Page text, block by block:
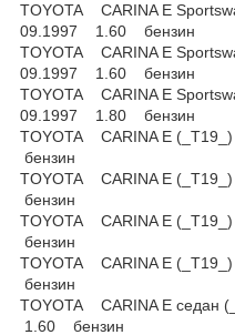
TOYOTA CARINA E
09.1997 1.60 бензин
TOYOTA CARINA E
09.1997 1.60 бензин
TOYOTA CARINA E
09.1997 1.80 бензин
TOYOTA CARINA E
бензин
TOYOTA CARINA E
бензин
TOYOTA CARINA E
бензин
TOYOTA CARINA E
бензин
TOYOTA CARINA E седан
1.60 бензин